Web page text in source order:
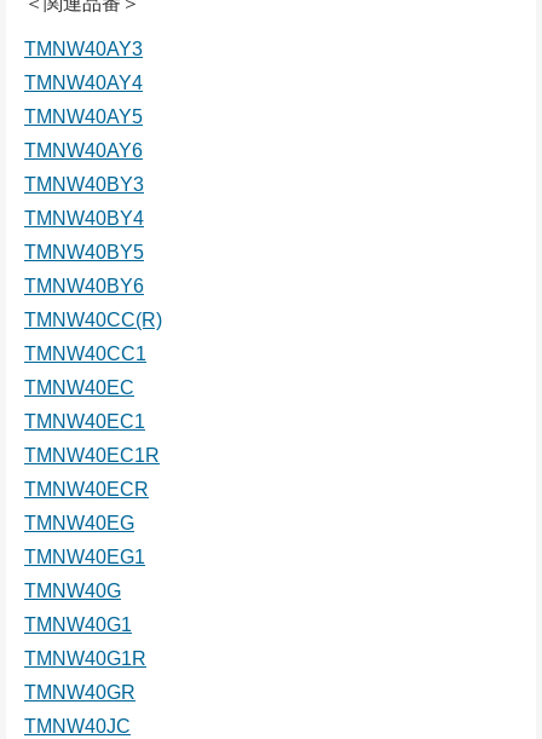
TMNW40AY3
TMNW40AY4
TMNW40AY5
TMNW40AY6
TMNW40BY3
TMNW40BY4
TMNW40BY5
TMNW40BY6
TMNW40CC(R)
TMNW40CC1
TMNW40EC
TMNW40EC1
TMNW40EC1R
TMNW40ECR
TMNW40EG
TMNW40EG1
TMNW40G
TMNW40G1
TMNW40G1R
TMNW40GR
TMNW40JC